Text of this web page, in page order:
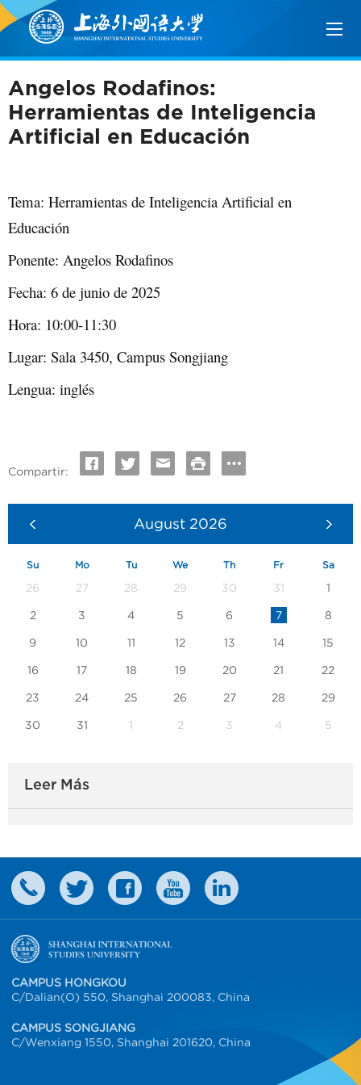
Angelos Rodafinos:
Herramientas de Inteligencia
Artificial en Educación
Tema: Herramientas de Inteligencia Artificial en
Educación
Ponente: Angelos Rodafinos
Fecha: 6 de junio de 2025
Hora: 10:00-11:30
Lugar: Sala 3450, Campus Songjiang
Lengua: inglés
Compartir:
August 2026
Su Mo Tu We Th Fr Sa
26 27 28 29 30 31 1
2 3 4 5 6 7 8
9 10 11 12 13 14 15
16 17 18 19 20 21 22
23 24 25 26 27 28 29
30 31 1 2 3 4 5
Leer Más
CAMPUS HONGKOU
C/Dalian(O) 550, Shanghai 200083, China
CAMPUS SONGJIANG
C/Wenxiang 1550, Shanghai 201620, China